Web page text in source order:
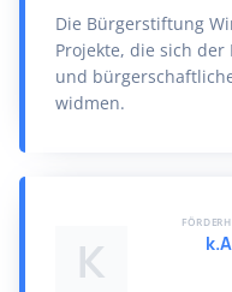
Die Bürgerstiftung
Projekte, die sich
und
widmen.
K k.A